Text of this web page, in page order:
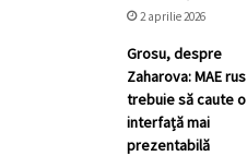
2 aprilie 2026
Grosu, despre
Zaharova: MAE rus
trebuie să caute o
interfață mai
prezentabilă